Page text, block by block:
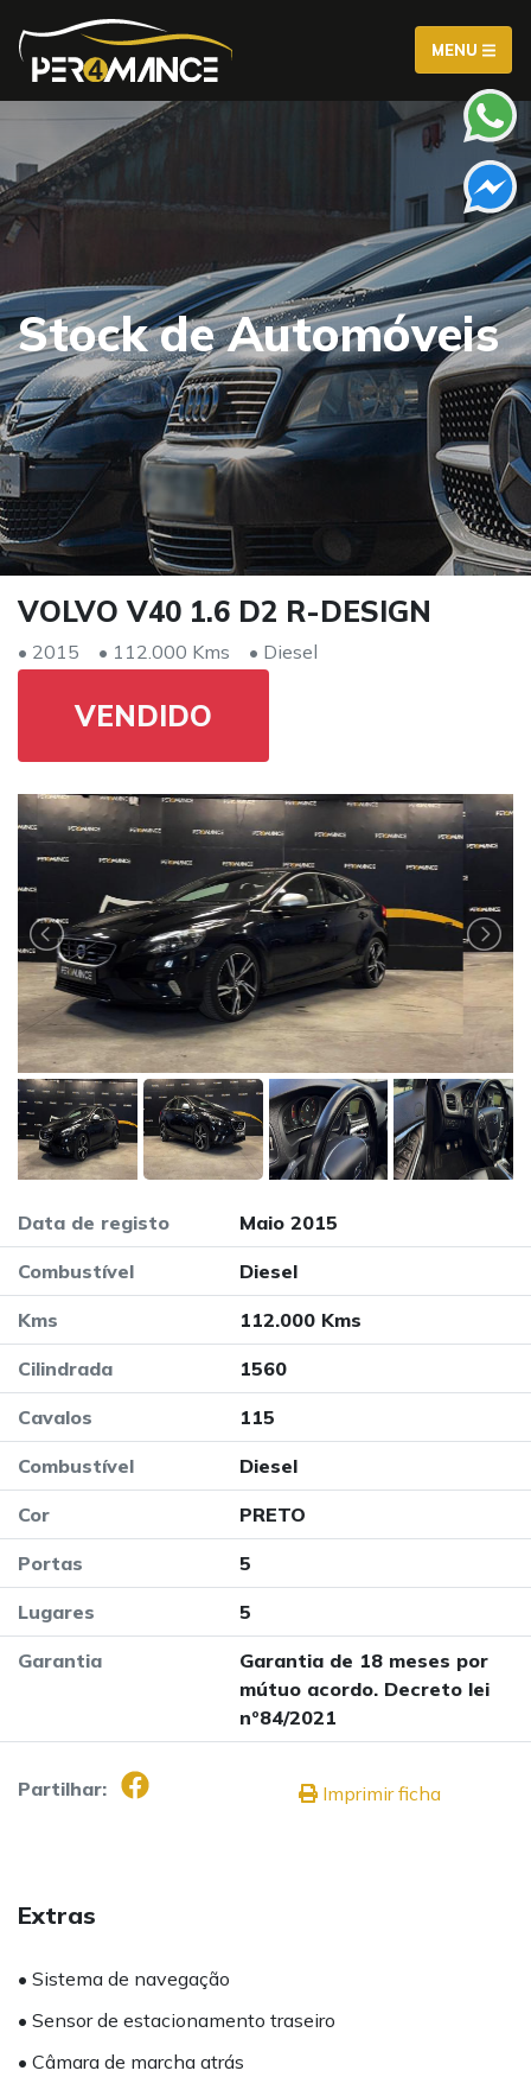
MENU
Stock de Automóveis
VOLVO V40 1.6 D2 R-DESIGN
• 2015 • 112.000 Kms • Diesel
VENDIDO
Data de registo Maio 2015
Combustível Diesel
Kms 112.000 Kms
Cilindrada 1560
Cavalos 115
Combustível Diesel
Cor PRETO
Portas 5
Lugares 5
Garantia
Garantia de 18 meses por
mútuo acordo. Decreto lei
nº84/2021
Partilhar: Imprimir ficha
Extras
• Sistema de navegação
• Sensor de estacionamento traseiro
• Câmara de marcha atrás